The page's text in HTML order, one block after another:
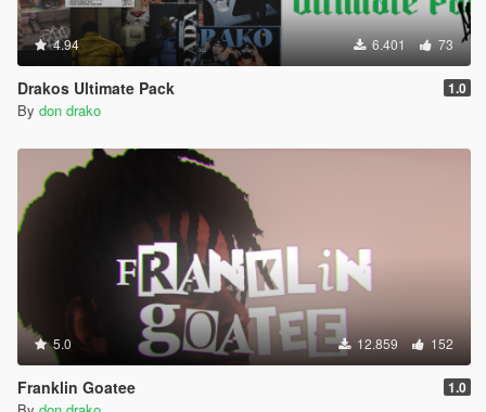
4.94 6.401 73
Drakos Ultimate Pack 1.0
By don drako
5.0 12.859 152
Franklin Goatee 1.0